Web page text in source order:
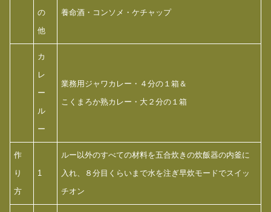
の
他
養命酒・コンソメ・ケチャップ
カ
レ
ー
ル
ー
業務用ジャワカレー・４分の１箱＆
こくまろか熟カレー・大２分の１箱
作
り
方
1
ルー以外のすべての材料を五合炊きの炊飯器の内釜に
入れ、８分目くらいまで水を注ぎ早炊モードでスイッ
チオン